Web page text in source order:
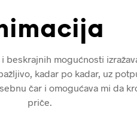
mogućnosti
kadar po kadar, uz
čar i omogućava mi da
priče.